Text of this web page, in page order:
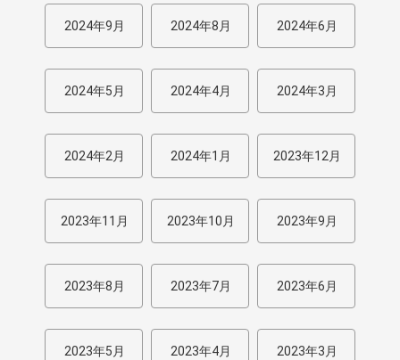
2024年9月 2024年8月 2024年6月
2024年5月 2024年4月 2024年3月
2024年2月 2024年1月 2023年12月
2023年11月 2023年10月 2023年9月
2023年8月 2023年7月 2023年6月
2023年5月 2023年4月 2023年3月